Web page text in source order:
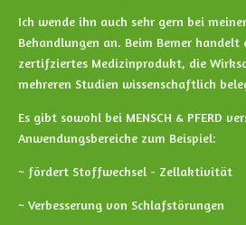
Ich wende ihn auch sehr gern bei
Behandlungen an. Beim Bemer handelt
zertifziertes Medizinprodukt, die
mehreren Studien wissenschaftlich
Es gibt sowohl bei MENSCH & PFERD
Anwendungsbereiche zum Beispiel:
~ fördert Stoffwechsel - Zellaktivität
~ Verbesserung von Schlafstörungen